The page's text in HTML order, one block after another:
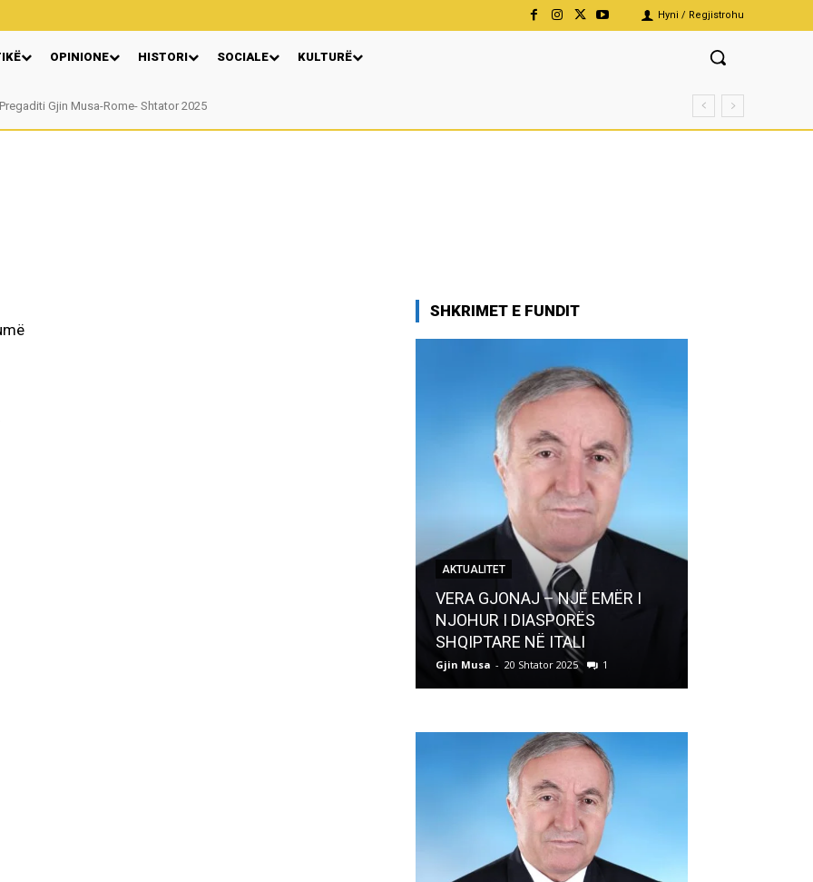
Hyni / Regjistrohu
OPINIONE HISTORI SOCIALE KULTURË
Pregaditi Gjin Musa-Rome- Shtator 2025
SHKRIMET E FUNDIT
AKTUALITET
VERA GJONAJ – NJË EMËR I
NJOHUR I DIASPORËS
SHQIPTARE NË ITALI
Gjin Musa - 20 Shtator 2025 1